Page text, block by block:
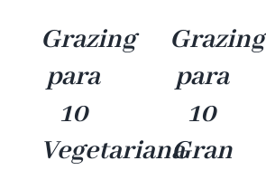
Grazing
para
10
Vegetariana
Grazing
para
10
Gran